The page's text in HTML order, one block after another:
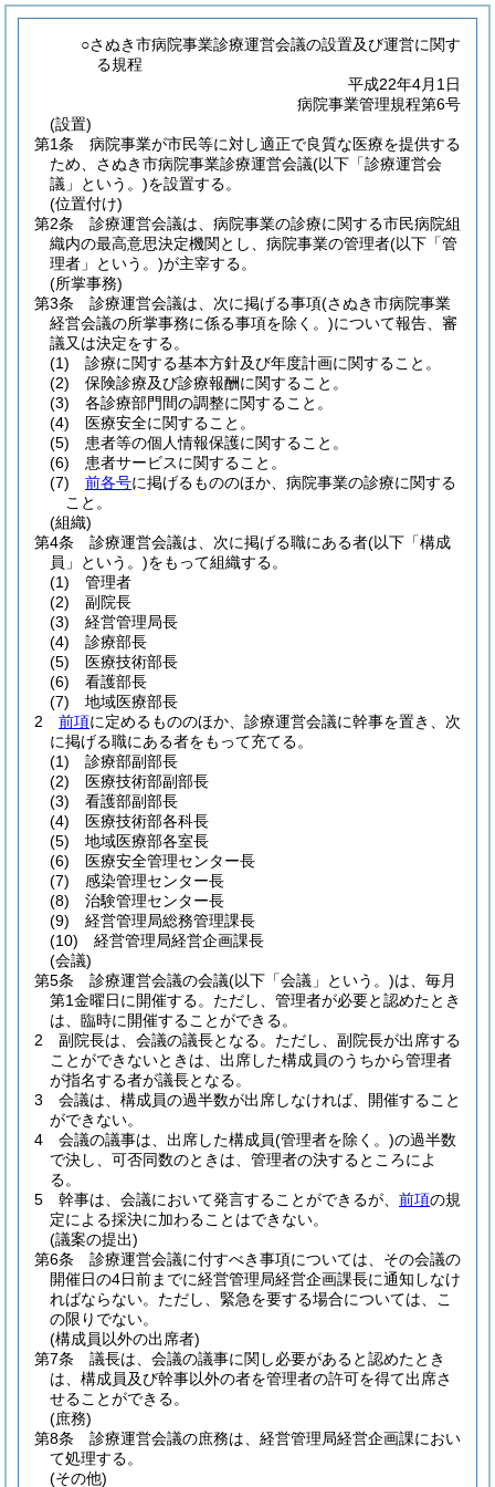
○さぬき市病院事業診療運営会議の設置及び運営に関す
る規程
平成22年4月1日
病院事業管理規程第6号
(設置)
第1条
病院事業が市民等に対し適正で良質な医療を提供する
ため、さぬき市病院事業診療運営会議(以下「診療運営会
議」という。)を設置する。
(位置付け)
第2条
診療運営会議は、病院事業の診療に関する市民病院組
織内の最高意思決定機関とし、病院事業の管理者(以下「管
理者」という。)が主宰する。
(所掌事務)
第3条
診療運営会議は、次に掲げる事項(さぬき市病院事業
経営会議の所掌事務に係る事項を除く。)について報告、審
議又は決定をする。
(1)
診療に関する基本方針及び年度計画に関すること。
(2)
保険診療及び診療報酬に関すること。
(3)
各診療部門間の調整に関すること。
(4)
医療安全に関すること。
(5)
患者等の個人情報保護に関すること。
(6)
患者サービスに関すること。
(7)
前各号に掲げるもののほか、病院事業の診療に関する
こと。
(組織)
第4条
診療運営会議は、次に掲げる職にある者(以下「構成
員」という。)をもって組織する。
(1)
管理者
(2)
副院長
(3)
経営管理局長
(4)
診療部長
(5)
医療技術部長
(6)
看護部長
(7)
地域医療部長
2
前項に定めるもののほか、診療運営会議に幹事を置き、次
に掲げる職にある者をもって充てる。
(1)
診療部副部長
(2)
医療技術部副部長
(3)
看護部副部長
(4)
医療技術部各科長
(5)
地域医療部各室長
(6)
医療安全管理センター長
(7)
感染管理センター長
(8)
治験管理センター長
(9)
経営管理局総務管理課長
(10)
経営管理局経営企画課長
(会議)
第5条
診療運営会議の会議(以下「会議」という。)は、毎月
第1金曜日に開催する。 ただし、管理者が必要と認めたとき
は、臨時に開催することができる。
2
副院長は、会議の議長となる。 ただし、副院長が出席する
ことができないときは、出席した構成員のうちから管理者
が指名する者が議長となる。
3
会議は、構成員の過半数が出席しなければ、開催すること
ができない。
4
会議の議事は、出席した構成員(管理者を除く。)の過半数
で決し、可否同数のときは、管理者の決するところによ
る。
5
幹事は、会議において発言することができるが、 前項の規
定による採決に加わることはできない。
(議案の提出)
第6条
診療運営会議に付すべき事項については、その会議の
開催日の4日前までに経営管理局経営企画課長に通知しなけ
ればならない。 ただし、緊急を要する場合については、こ
の限りでない。
(構成員以外の出席者)
第7条
議長は、会議の議事に関し必要があると認めたとき
は、構成員及び幹事以外の者を管理者の許可を得て出席さ
せることができる。
(庶務)
第8条
診療運営会議の庶務は、経営管理局経営企画課におい
て処理する。
(その他)